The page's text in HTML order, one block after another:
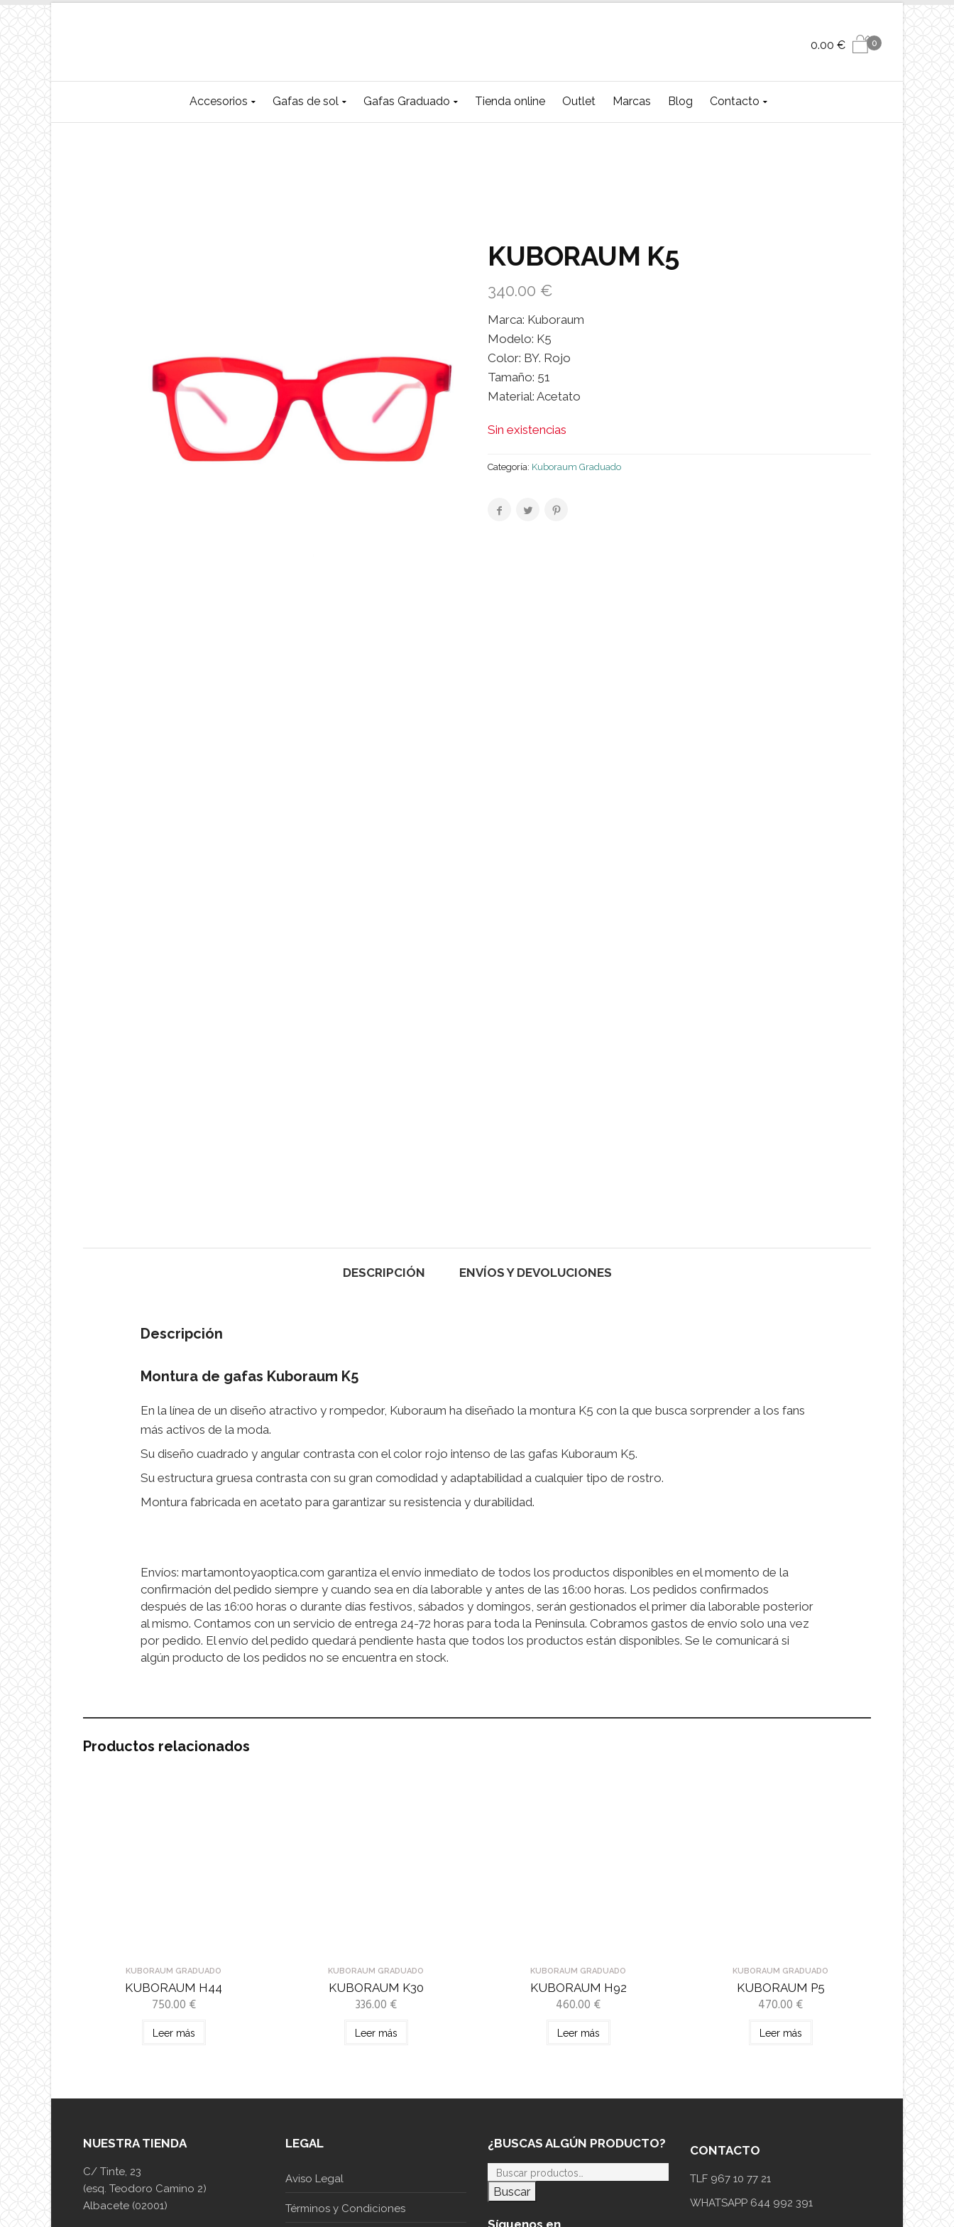
0
0.00 €
Accesorios Gafas de sol Gafas Graduado Tienda online Outlet Marcas Blog Contacto
KUBORAUM K5
340.00 €
Marca: Kuboraum
Modelo: K5
Color: BY. Rojo
Tamaño: 51
Material: Acetato
Sin existencias
Categoría: Kuboraum Graduado
DESCRIPCIÓN ENVÍOS Y DEVOLUCIONES
Descripción
Montura de gafas Kuboraum K5
En la línea de un diseño atractivo y rompedor, Kuboraum ha diseñado la montura K5 con la que busca sorprender a los fans
más activos de la moda.
Su diseño cuadrado y angular contrasta con el color rojo intenso de las gafas Kuboraum K5.
Su estructura gruesa contrasta con su gran comodidad y adaptabilidad a cualquier tipo de rostro.
Montura fabricada en acetato para garantizar su resistencia y durabilidad.
Envíos: martamontoyaoptica.com garantiza el envío inmediato de todos los productos disponibles en el momento de la
confirmación del pedido siempre y cuando sea en día laborable y antes de las 16:00 horas. Los pedidos confirmados
después de las 16:00 horas o durante días festivos, sábados y domingos, serán gestionados el primer día laborable posterior
al mismo. Contamos con un servicio de entrega 24-72 horas para toda la Península. Cobramos gastos de envío solo una vez
por pedido. El envío del pedido quedará pendiente hasta que todos los productos están disponibles. Se le comunicará si
algún producto de los pedidos no se encuentra en stock.
Productos relacionados
KUBORAUM GRADUADO
KUBORAUM H44
750.00 €
Leer más
KUBORAUM GRADUADO
KUBORAUM K30
336.00 €
Leer más
KUBORAUM GRADUADO
KUBORAUM H92
460.00 €
Leer más
KUBORAUM GRADUADO
KUBORAUM P5
470.00 €
Leer más
NUESTRA TIENDA
C/ Tinte, 23
(esq. Teodoro Camino 2)
Albacete (02001)
LEGAL
Aviso Legal
Términos y Condiciones
¿BUSCAS ALGÚN PRODUCTO?
Buscar
CONTACTO
TLF 967 10 77 21
WHATSAPP 644 992 391
Síguenos en